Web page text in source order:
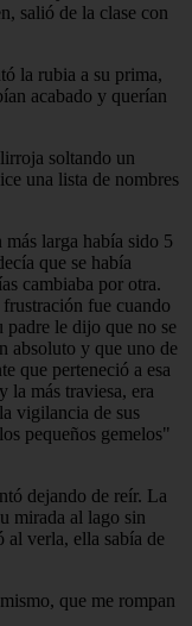
salió de la clase con
la rubia a su prima,
acabado y querían
soltando un
una lista de nombres
más larga había sido 5
que se había
cambiaba por otra.
fue cuando
padre le dijo que no se
absoluto y que uno de
que perteneció a esa
la más traviesa, era
vigilancia de sus
pequeños gemelos"
dejando de reír. La
mirada al lago sin
al verla, ella sabía de
que me rompan